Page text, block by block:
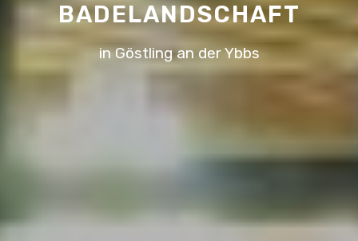
BADELANDSCHAFT
in Göstling an der Ybbs